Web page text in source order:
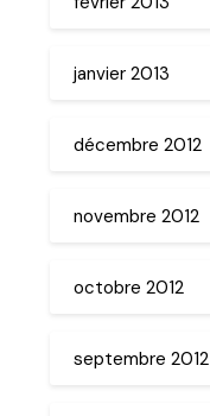
janvier 2013
décembre 2012
novembre 2012
octobre 2012
septembre 2012